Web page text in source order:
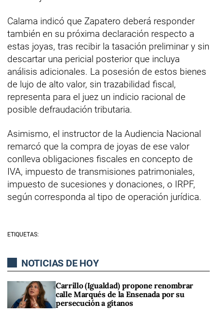
Calama indicó que Zapatero deberá responder
también en su próxima declaración respecto a
estas joyas, tras recibir la tasación preliminar y sin
descartar una pericial posterior que incluya
análisis adicionales. La posesión de estos bienes
de lujo de alto valor, sin trazabilidad fiscal,
representa para el juez un indicio racional de
posible defraudación tributaria.
Asimismo, el instructor de la Audiencia Nacional
remarcó que la compra de joyas de ese valor
conlleva obligaciones fiscales en concepto de
IVA, impuesto de transmisiones patrimoniales,
impuesto de sucesiones y donaciones, o IRPF,
según corresponda al tipo de operación jurídica.
ETIQUETAS:
NOTICIAS DE HOY
Carrillo (Igualdad) propone renombrar
calle Marqués de la Ensenada por su
persecución a gitanos